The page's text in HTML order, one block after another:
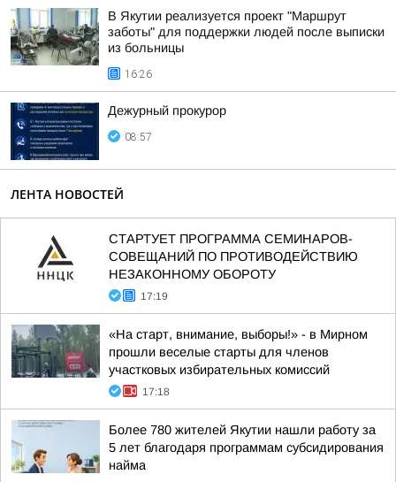
В Якутии реализуется проект "Маршрут
заботы" для поддержки людей после выписки
из больницы
16:26
Дежурный прокурор
08:57
ЛЕНТА НОВОСТЕЙ
СТАРТУЕТ ПРОГРАММА СЕМИНАРОВ-
СОВЕЩАНИЙ ПО ПРОТИВОДЕЙСТВИЮ
НЕЗАКОННОМУ ОБОРОТУ
17:19
«На старт, внимание, выборы!» - в Мирном
прошли веселые старты для членов
участковых избирательных комиссий
17:18
Более 780 жителей Якутии нашли работу за
5 лет благодаря программам субсидирования
найма